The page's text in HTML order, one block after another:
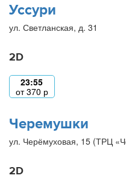
Уссури
ул. Светланская, д. 31
2D
23:55
от370 р
Черемушки
ул. Черёмуховая, 15 (ТРЦ
2D